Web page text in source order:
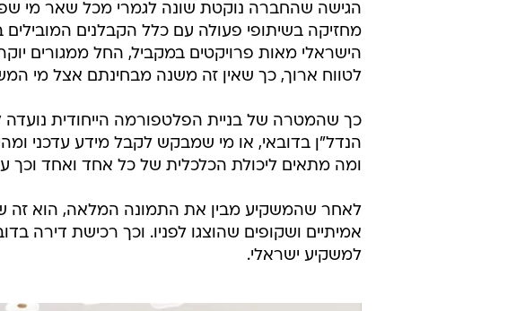
הגישה שהחברה נוקטת שונה לגמרי מכל שאר מי
מחזיקה בשיתופי פעולה עם כלל הקבלנים
הישראלי מאות פרויקטים במקביל, החל ממגורים
לטווח ארוך, כך שאין זה משנה מבחינתם אצל מי
כך שהמטרה של בניית הפלטפורמה הייחודית
הנדל"ן בדובאי, או מי שמבקש לקבל מידע עדכני
ומה מתאים ליכולת הכלכלית של כל אחד ואחד וכך
לאחר שהמשקיע מבין את התמונה המלאה, הוא זה
אמיתיים ושקופים שהוצגו לפניו. וכך רכישת דירה
למשקיע ישראלי.